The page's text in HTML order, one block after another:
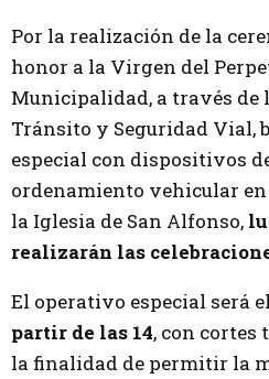
Por la realización de la
honor a la Virgen del
Municipalidad, a través de
Tránsito y Seguridad Vial,
especial con dispositivos
ordenamiento vehicular
la Iglesia de San Alfonso,
realizarán las
El operativo especial será el
partir de las 14, con cortes
la finalidad de permitir la